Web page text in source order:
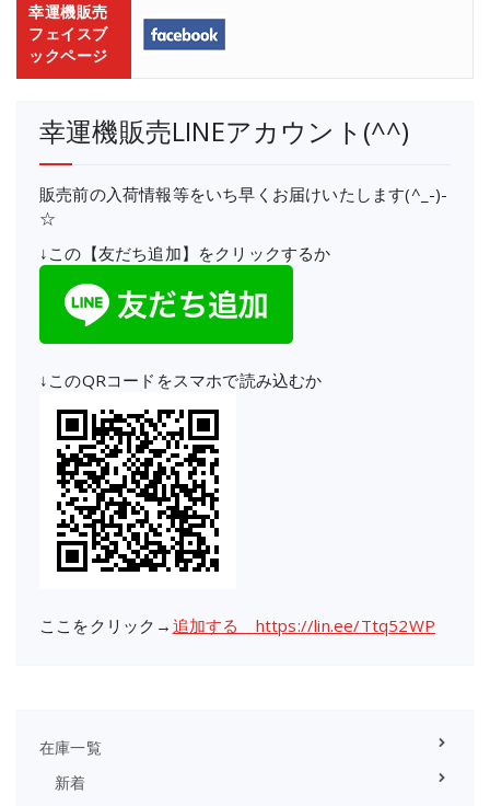
幸運機販売
フェイスブ
ックページ
幸運機販売LINEアカウント(^^)
販売前の入荷情報等をいち早くお届けいたします(^_-)-
☆
↓この【友だち追加】をクリックするか
↓このQRコードをスマホで読み込むか
ここをクリック→ 追加する https://lin.ee/Ttq52WP
在庫一覧
新着